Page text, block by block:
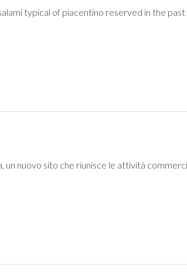
typical of piacentino reserved in the past
nuovo sito che riunisce le attività